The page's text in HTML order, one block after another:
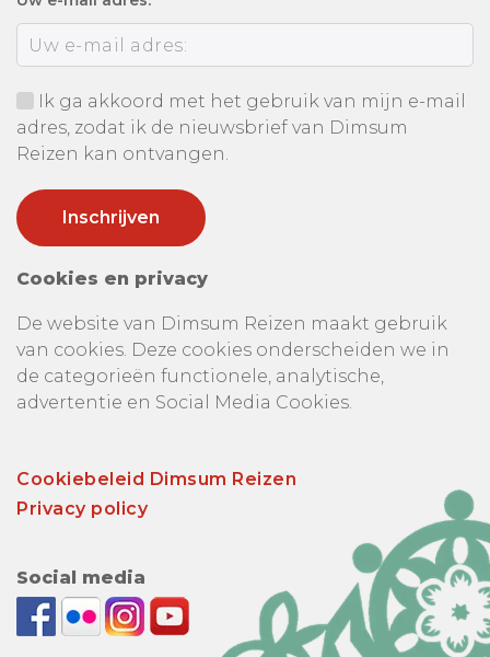
Ik ga akkoord met het gebruik van mijn e-mail
adres, zodat ik de nieuwsbrief van Dimsum
Reizen kan ontvangen.
Cookies en privacy
De website van Dimsum Reizen maakt gebruik
van cookies. Deze cookies onderscheiden we in
de categorieën functionele, analytische,
advertentie en Social Media Cookies.
Cookiebeleid Dimsum Reizen
Privacy policy
Social media